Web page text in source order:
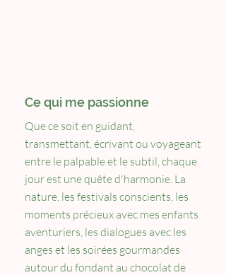
Ce qui me passionne
Que ce soit en guidant,
transmettant, écrivant ou voyageant
entre le palpable et le subtil, chaque
jour est une quête d'harmonie. La
nature, les festivals conscients, les
moments précieux avec mes enfants
aventuriers, les dialogues avec les
anges et les soirées gourmandes
autour du fondant au chocolat de